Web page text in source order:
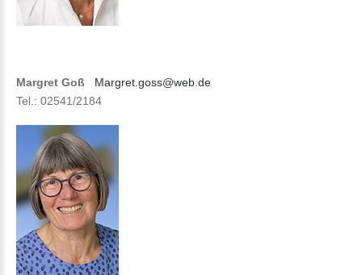
Margret Goß Margret.goss@web.de
Tel.: 02541/2184